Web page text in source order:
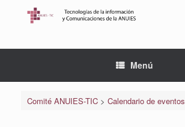
Menú
Comité ANUIES-TIC> Calendario de eventos